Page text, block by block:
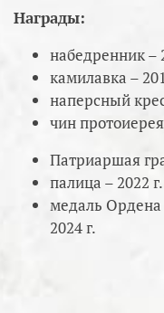
Награды:
набедренник –
камилавка –
наперсный
чин
Патриаршая
палица – 2022 г.
медаль Ордена
2024 г.